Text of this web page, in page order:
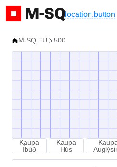
location.button
M-SQ.EU 500
Kaupa
Íbúð
Kaupa
Hús
Kaupa